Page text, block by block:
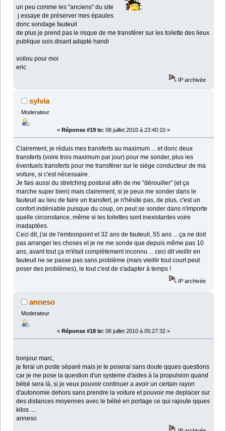
un peu comme les "anciens" du site
:
j essaye de préserver mes épaules
donc sondage fauteuil
de plus je prend pas le risque de me transférer sur les toilette des lieux
publique sois disant adapté handi
voilou pour moi
eric
IP archivée
sylvia
Moderateur
« Réponse #19 le: 08 juillet 2010 à 23:40:10 »
Clairement, je réduis mes transferts au maximum ... et donc deux
transferts (voire trois maximum par jour) pour me sonder, plus les
éventuels transferts pour me transférer sur le siège conducteur de ma
voiture, si c'est nécessaire.
Je fais aussi du stretching postural afin de me "dérouiller" (et ça
marche super bien) mais clairement, si je peux me sonder dans le
fauteuil au lieu de faire un transfert, je n'hésite pas, de plus, c'est un
confort indéniable puisque du coup, on peut se sonder dans n'importe
quelle circonstance, même si les toilettes sont inexistantes voire
inadaptées.
Ceci dit, j'ai de l'embonpoint et 32 ans de fauteuil, 55 ans ... ça ne doit
pas arranger les choses et je ne me sonde que depuis même pas 10
ans, avant tout ça m'était complètement inconnu ... ceci dit vieillir en
fauteuil ne se passe pas sans problème (mais vieillir tout court peut
poser des problèmes), le tout c'est de s'adapter à temps !
IP archivée
anneso
Moderateur
« Réponse #18 le: 06 juillet 2010 à 05:27:32 »
bonjour marc,
je ferai un poste séparé mais je te poserai sans doute qques questions
car je me pose la question d'un systeme d'aides à la propulsion quand
bébé sera là, si je veux pouvoir continuer a avoir un certain rayon
d'autonomie dehors sans prendre la voiture et pouvoir me deplacer sur
des distances moyennes avec le bébé en portage ce qui rajoute qques
kilos ....
anneso